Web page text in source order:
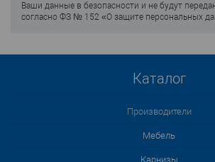
Ваши данные в безопасности и не будут
согласно ФЗ № 152 «О защите персональных
Каталог
Производители
Мебель
Карнизы